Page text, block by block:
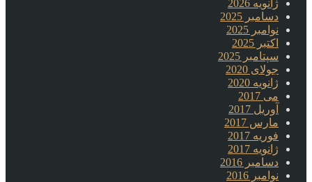
ژانویه 2026
دسامبر 2025
نوامبر 2025
اکتبر 2025
سپتامبر 2025
جولای 2020
ژانویه 2020
می 2017
آوریل 2017
مارس 2017
فوریه 2017
ژانویه 2017
دسامبر 2016
نوامبر 2016